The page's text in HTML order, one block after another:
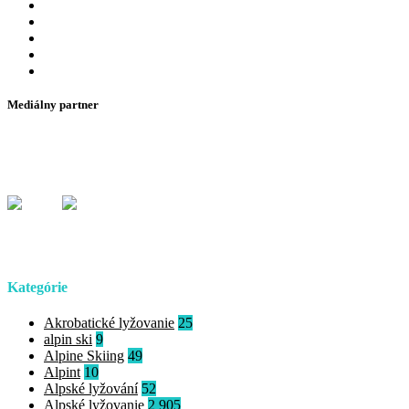
Mediálny partner
Kategórie
Akrobatické lyžovanie 25
alpin ski 9
Alpine Skiing 49
Alpint 10
Alpské lyžování 52
Alpské lyžovanie 2 905